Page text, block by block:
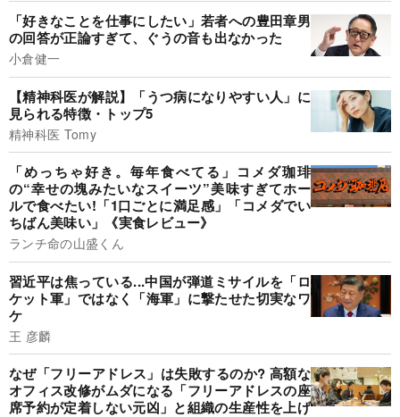
「好きなことを仕事にしたい」若者への豊田章男
の回答が正論すぎて、ぐうの音も出なかった
小倉健一
【精神科医が解説】「うつ病になりやすい人」に
見られる特徴・トップ5
精神科医 Tomy
「めっちゃ好き。毎年食べてる」コメダ珈琲
の“幸せの塊みたいなスイーツ”美味すぎてホー
ルで食べたい!「1口ごとに満足感」「コメダでい
ちばん美味い」《実食レビュー》
ランチ命の山盛くん
習近平は焦っている...中国が弾道ミサイルを「ロ
ケット軍」ではなく「海軍」に撃たせた切実なワ
ケ
王 彦麟
なぜ「フリーアドレス」は失敗するのか? 高額な
オフィス改修がムダになる「フリーアドレスの座
席予約が定着しない元凶」と組織の生産性を上げ